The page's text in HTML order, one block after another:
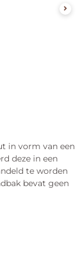
in vorm van een
deze in een
te worden
bevat geen